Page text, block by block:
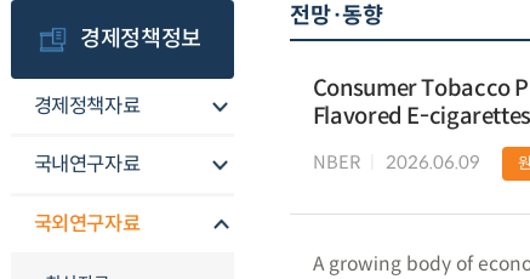
경제정책정보
경제정책자료
국내연구자료
국외연구자료
전망·동향
Consumer Tobacco
Flavored E-cigarettes
NBER 2026.06.09
A growing body of